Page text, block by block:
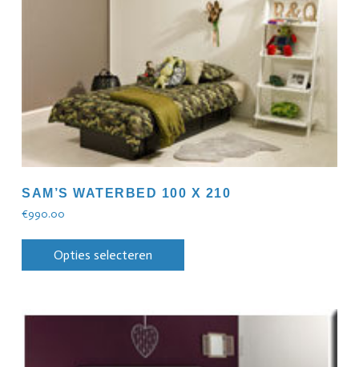
SAM’S WATERBED 100 X 210
€990.00
Opties selecteren